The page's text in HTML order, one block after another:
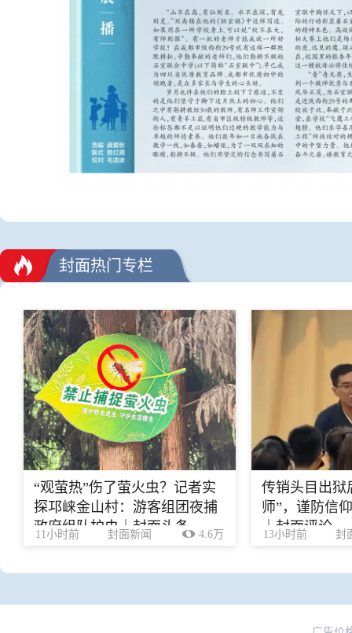
封面热门专栏
“观萤热”伤了萤火虫？记者实
探邛崃金山村：游客组团夜捕
政府组队护虫｜封面头条
11小时前 封面新闻 4.6万
传销头目出狱
师”，谨防信
｜封面评论
13小时前 封